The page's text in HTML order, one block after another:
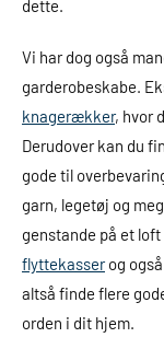
dette.
Vi har dog også
garderobeskabe.
knagerækker, hvor
Derudover kan du
gode til
garn, legetøj og
genstande på et
flyttekasserog
altså finde flere
orden i dit hjem.